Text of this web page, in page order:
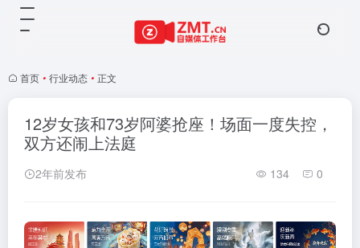
首页 • 行业动态 • 正文
12岁女孩和73岁阿婆抢座！场面一度失控，
双方还闹上法庭
2年前发布 134 0